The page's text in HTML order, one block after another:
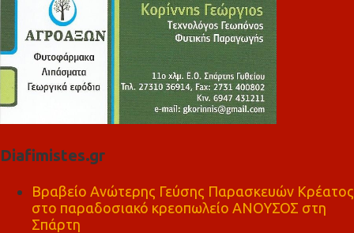
Diafimistes.gr
Βραβείο Ανώτερης Γεύσης Παρασκευών Κρέατος
στο παραδοσιακό κρεοπωλείο ΑΝΟΥΣΟΣ στη
Σπάρτη